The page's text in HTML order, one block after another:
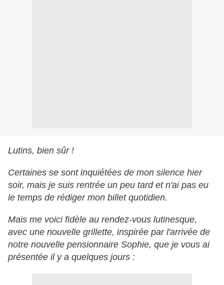
Lutins, bien sûr !
Certaines se sont inquiétées de mon silence hier
soir, mais je suis rentrée un peu tard et n'ai pas eu
le temps de rédiger mon billet quotidien.
Mais me voici fidèle au rendez-vous lutinesque,
avec une nouvelle grillette, inspirée par l'arrivée de
notre nouvelle pensionnaire Sophie, que je vous ai
présentée il y a quelques jours :